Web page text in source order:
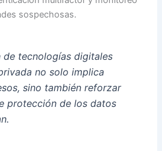
sospechosas.
de tecnologías digitales
no solo implica
sino también reforzar
protección de los datos